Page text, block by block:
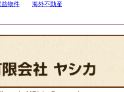
益物件
海外不動産